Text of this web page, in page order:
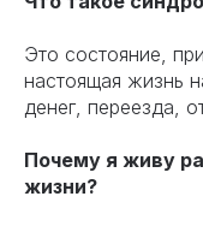
Это состояние,
настоящая жизнь
денег, переезда,
Почему я живу
жизни?